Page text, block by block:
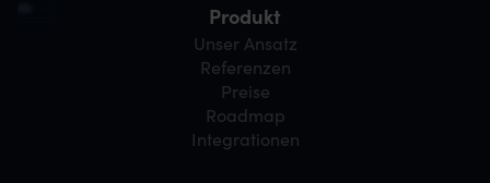
Produkt
Unser Ansatz
Referenzen
Preise
Roadmap
Integrationen